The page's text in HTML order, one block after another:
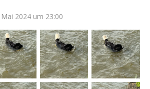
2024 um 23:00